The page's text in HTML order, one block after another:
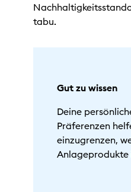
tabu.
Gut zu wissen
Deine
Präferenzen
einzugrenzen,
Anlageprodukte